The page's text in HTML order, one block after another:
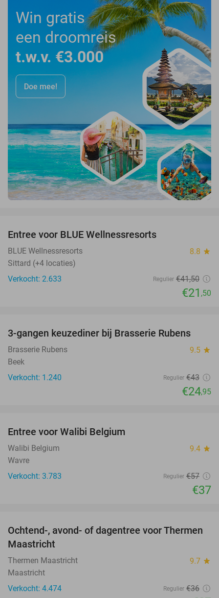
Win gratis
een droomreis
t.w.v. €3.000
Doe mee!
Entree voor BLUE Wellnessresorts
BLUE Wellnessresorts 8.8 star
Sittard (+4 locaties)
Verkocht: 2.633
Regulier €41,50
€21 ,50
42%
3-gangen keuzediner bij Brasserie Rubens
Brasserie Rubens 9.5 star
Beek
Verkocht: 1.240
Regulier €43
€24,95
Entree voor Walibi Belgium
Walibi Belgium 9.4 star
Wavre
Verkocht: 3.783
Regulier €57
€37
25%
Ochtend-, avond- of dagentree voor Thermen
Maastricht
Thermen Maastricht 9.7 star
Maastricht
Verkocht: 4.474
Regulier €36